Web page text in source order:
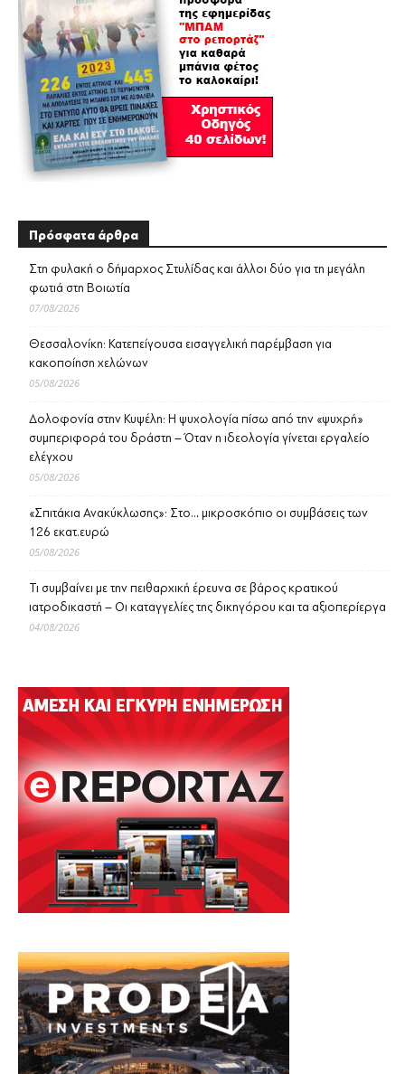
Πρόσφατα άρθρα
Στη φυλακή ο δήμαρχος Στυλίδας και άλλοι δύο για τη μεγάλη
φωτιά στη Βοιωτία
07/08/2026
Θεσσαλονίκη: Κατεπείγουσα εισαγγελική παρέμβαση για
κακοποίηση χελώνων
05/08/2026
Δολοφονία στην Κυψέλη: Η ψυχολογία πίσω από την «ψυχρή»
συμπεριφορά του δράστη – Όταν η ιδεολογία γίνεται εργαλείο
ελέγχου
05/08/2026
«Σπιτάκια Ανακύκλωσης»: Στο… μικροσκόπιο οι συμβάσεις των
126 εκατ.ευρώ
05/08/2026
Τι συμβαίνει με την πειθαρχική έρευνα σε βάρος κρατικού
ιατροδικαστή – Οι καταγγελίες της δικηγόρου και τα αξιοπερίεργα
04/08/2026